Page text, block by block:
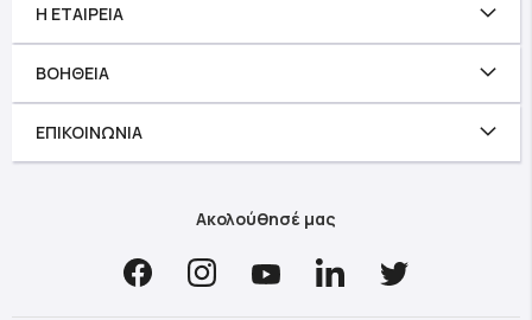
Η ΕΤΑΙΡΕΊΑ
ΒΟΉΘΕΙΑ
ΕΠΙΚΟΙΝΩΝΊΑ
Ακολούθησέ μας